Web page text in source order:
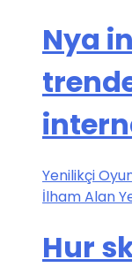
Nya
Yenilikçi
İlham Alan
Hur